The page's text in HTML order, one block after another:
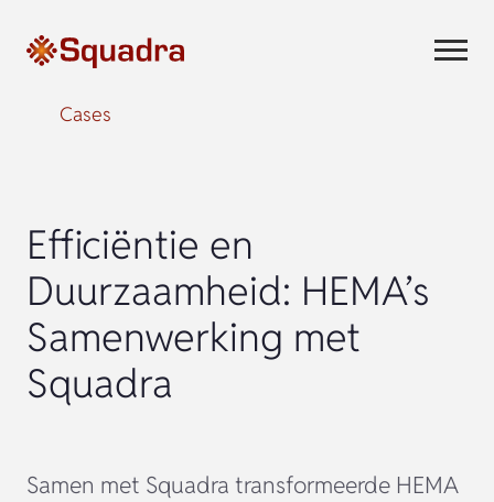
Cases
Efficiëntie en
Duurzaamheid: HEMA’s
Samenwerking met
Squadra
Samen met Squadra transformeerde HEMA